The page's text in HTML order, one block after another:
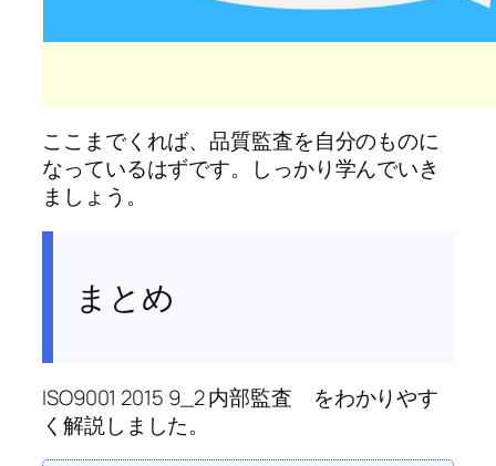
ここまでくれば、品質監査を自分のものに
なっているはずです。しっかり学んでいき
ましょう。
まとめ
ISO9001 2015 9_2 内部監査 をわかりやす
く解説しました。